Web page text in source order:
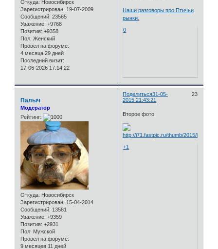
Откуда: Новосибирск
Зарегистрирован: 19-07-2009
Сообщений: 23565
Уважение: +9768
Позитив: +9358
Пол: Женский
Провел на форуме:
4 месяца 29 дней
Последний визит:
17-06-2026 17:14:22
Наши разговоры про Птичьи
рынки.
0
Поделиться 23
31-05-
2015 21:43:21
Палыч
Модератор
Рейтинг:
Откуда: Новосибирск
Зарегистрирован: 15-04-2014
Сообщений: 13581
Уважение: +9359
Позитив: +2931
Пол: Мужской
Провел на форуме:
9 месяцев 11 дней
Второе фото
+1